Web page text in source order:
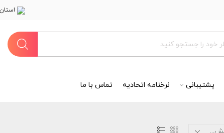
پشتیبانی نرخنامه اتحادیه تماس با ما